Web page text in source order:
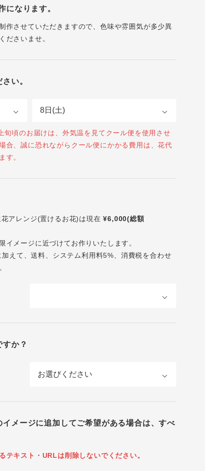
になります。
作させていただきますので、色味や雰囲気が多少異
ださいませ。
い。
頃のお届けは、外気温を見てクール便を使用させ
合、誠に恐れながらクール便にかかる費用は、花代
す。
アレンジ(置けるお花)は現在¥6,000(総額
イメージに近づけてお作りいたします。
えて、送料、システム利用料5%、消費税を合わせ
か？
メージに追加してご希望がある場合は、すべ
キスト・URLは削除しないでください。